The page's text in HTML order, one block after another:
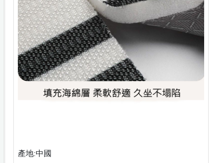
產地:中國